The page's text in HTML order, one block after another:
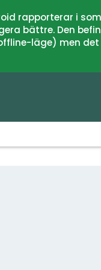
rapporterar i
bättre. Den
läge) men